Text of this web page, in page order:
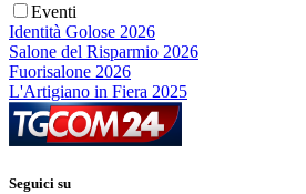
Eventi
Identità Golose 2026
Salone del Risparmio 2026
Fuorisalone 2026
L'Artigiano in Fiera 2025
Seguici su